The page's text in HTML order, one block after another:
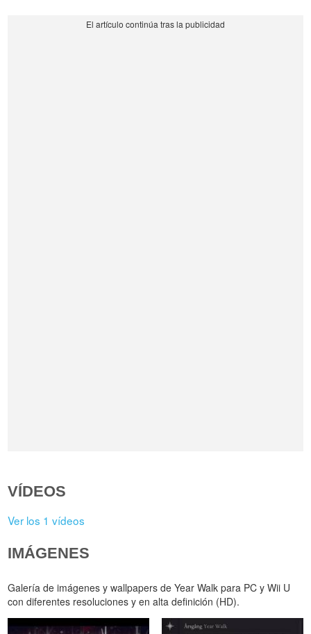
VÍDEOS
Ver los 1 vídeos
IMÁGENES
Galería de imágenes y wallpapers de Year Walk para PC y Wii U
con diferentes resoluciones y en alta definición (HD).